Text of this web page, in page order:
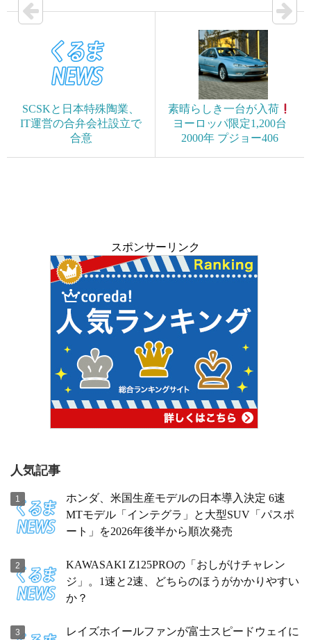
SCSKと日本特殊陶業、
IT運営の合弁会社設立で
合意
素晴らしき一台が入荷
ヨーロッパ限定1,200台
2000年 プジョー406
スポンサーリンク
人気記事
ホンダ、米国生産モデルの日本導入決定 6速
MTモデル「インテグラ」と大型SUV「パスポ
ート」を2026年後半から順次発売
KAWASAKI Z125PROの「おしがけチャレン
ジ」。1速と2速、どちらのほうがかかりやすい
か？
レイズホイールファンが富士スピードウェイに